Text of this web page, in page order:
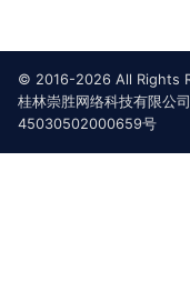
© 2016-2026 All Rights
桂林崇胜网络科技有限公司
45030502000659号